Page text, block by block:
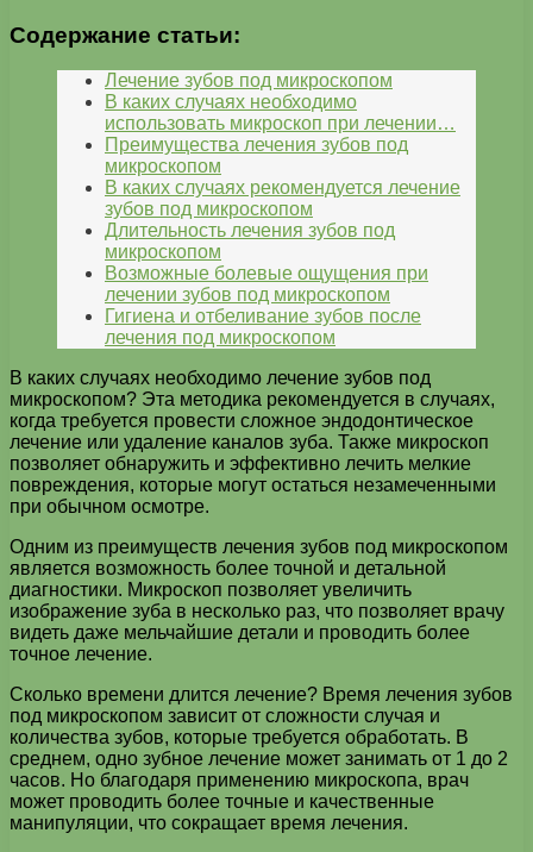
Содержание статьи:
Лечение зубов под микроскопом
В каких случаях необходимо
использовать микроскоп при лечении…
Преимущества лечения зубов под
микроскопом
В каких случаях рекомендуется лечение
зубов под микроскопом
Длительность лечения зубов под
микроскопом
Возможные болевые ощущения при
лечении зубов под микроскопом
Гигиена и отбеливание зубов после
лечения под микроскопом
В каких случаях необходимо лечение зубов под
микроскопом? Эта методика рекомендуется в случаях,
когда требуется провести сложное эндодонтическое
лечение или удаление каналов зуба. Также микроскоп
позволяет обнаружить и эффективно лечить мелкие
повреждения, которые могут остаться незамеченными
при обычном осмотре.
Одним из преимуществ лечения зубов под микроскопом
является возможность более точной и детальной
диагностики. Микроскоп позволяет увеличить
изображение зуба в несколько раз, что позволяет врачу
видеть даже мельчайшие детали и проводить более
точное лечение.
Сколько времени длится лечение? Время лечения зубов
под микроскопом зависит от сложности случая и
количества зубов, которые требуется обработать. В
среднем, одно зубное лечение может занимать от 1 до 2
часов. Но благодаря применению микроскопа, врач
может проводить более точные и качественные
манипуляции, что сокращает время лечения.